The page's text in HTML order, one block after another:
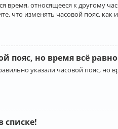
время, относящееся к другому
что изменять часовой пояс,
пояс, но время всё
указали часовой пояс, но
списке!